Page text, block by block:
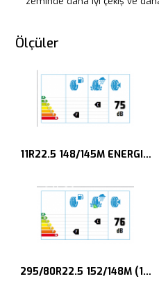
Ölçüler
11R22.5 148/145M ENERGIA
295/80R22.5 152/148M